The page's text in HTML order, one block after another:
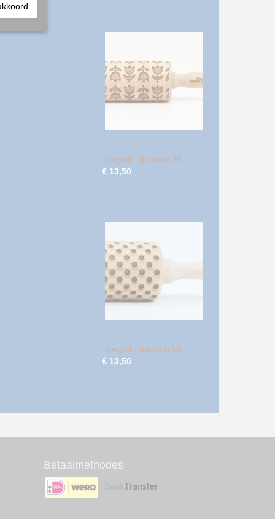
deegrol - patroon 26
€ 13,50
deegrol - patroon 58
€ 13,50
Betaalmethodes